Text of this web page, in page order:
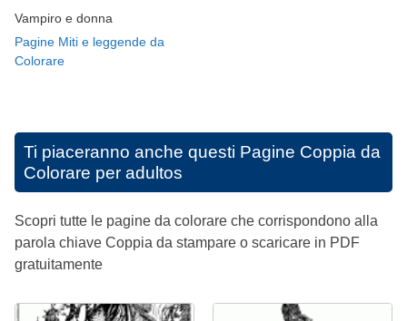
Vampiro e donna
Pagine Miti e leggende da
Colorare
Ti piaceranno anche questi Pagine Coppia da
Colorare per adultos
Scopri tutte le pagine da colorare che corrispondono alla
parola chiave Coppia da stampare o scaricare in PDF
gratuitamente